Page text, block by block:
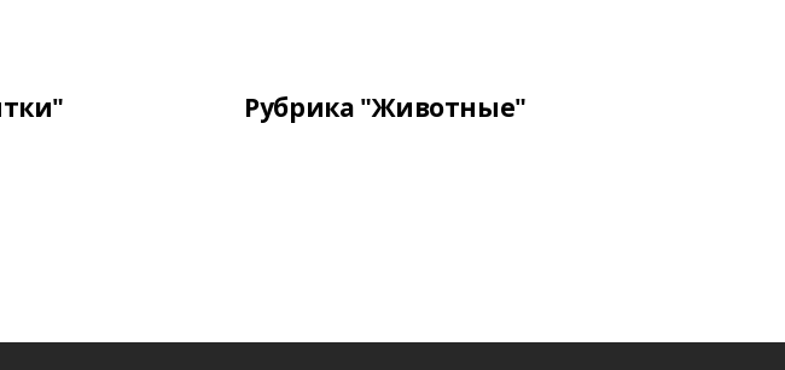
Рубрика "Животные"